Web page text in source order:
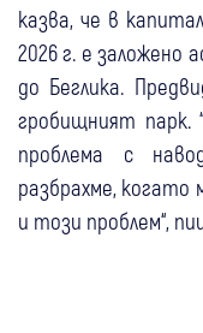
казва, че в
2026 г. е заложено
до Беглика.
гробищният парк.
проблема с
разбрахме,
и този проблем“,